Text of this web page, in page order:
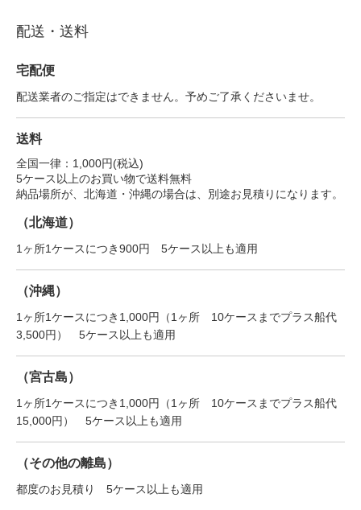
配送・送料
宅配便
配送業者のご指定はできません。予めご了承くださいませ。
送料
全国一律：1,000円(税込)
5ケース以上のお買い物で送料無料
納品場所が、北海道・沖縄の場合は、別途お見積りになります。
（北海道）
1ヶ所1ケースにつき900円 5ケース以上も適用
（沖縄）
1ヶ所1ケースにつき1,000円（1ヶ所 10ケースまでプラス船代
3,500円） 5ケース以上も適用
（宮古島）
1ヶ所1ケースにつき1,000円（1ヶ所 10ケースまでプラス船代
15,000円） 5ケース以上も適用
（その他の離島）
都度のお見積り 5ケース以上も適用